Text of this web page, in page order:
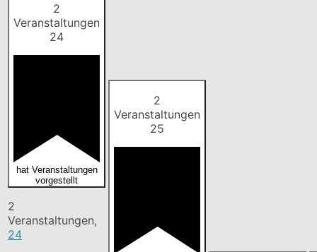
2
Veranstaltungen
24
hat Veranstaltungen
vorgestellt
2
Veranstaltungen,
24
2
Veranstaltungen
25